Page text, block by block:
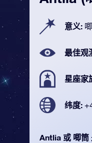
意义:
最佳观
星座家
纬度:
Antlia 或 唧筒